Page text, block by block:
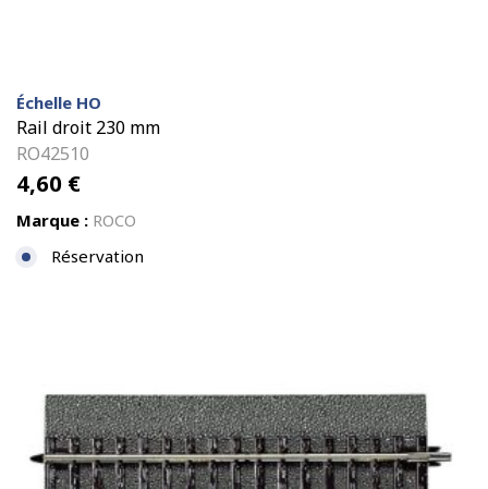
Échelle HO
Rail droit 230 mm
RO42510
4,60 €
Marque : ROCO
Réservation